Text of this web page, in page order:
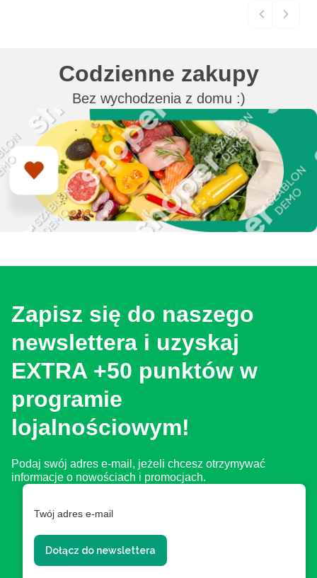
Codzienne zakupy
Bez wychodzenia z domu :)
Zapisz się do naszego
newslettera i uzyskaj
EXTRA +50 punktów w
programie
lojalnościowym!
Podaj swój adres e-mail, jeżeli chcesz otrzymywać
informacje o nowościach i promocjach.
Twój adres e-mail
Dołącz do newslettera